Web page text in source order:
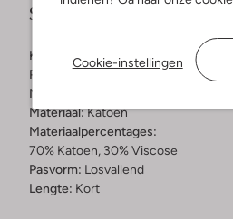
Cookie-instellingen
Samenstelling &
Kleur:
Wit
Patroon:
Materiaal binnenkant:
Materiaal:Katoen
Materiaalpercentages:
70% Katoen, 30% Viscose
Pasvorm: Losvallend
Lengte: Kort